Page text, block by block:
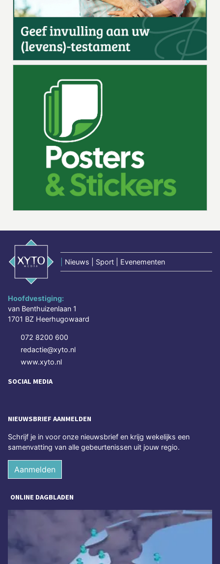
Nieuws | Sport | Evenementen
Hoofdvestiging:
van Benthuizenlaan 1
1701 BZ Heerhugowaard
072 8200 600
redactie@xyto.nl
www.xyto.nl
SOCIAL MEDIA
NIEUWSBRIEF AANMELDEN
Schrijf je in voor onze nieuwsbrief en krijg wekelijks een
samenvatting van alle gebeurtenissen uit jouw regio.
Aanmelden
ONLINE DAGBLADEN